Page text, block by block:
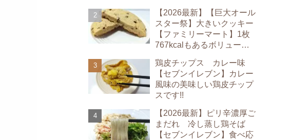
【2026最新】【巨大オール
スター祭】大きいクッキー
【ファミリーマート】1枚
767kcalもあるボリューム
鶏皮チップス カレー味
【セブンイレブン】カレー
風味の美味しい鶏皮チップ
スです!!
【2026最新】ピリ辛濃厚ご
まだれ 冷し蒸し鶏そば
【セブンイレブン】食べ応